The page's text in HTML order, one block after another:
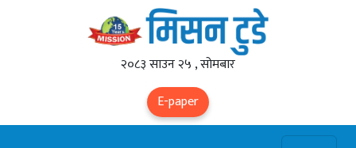
२०८३ साउन २५ , सोमबार
E-paper